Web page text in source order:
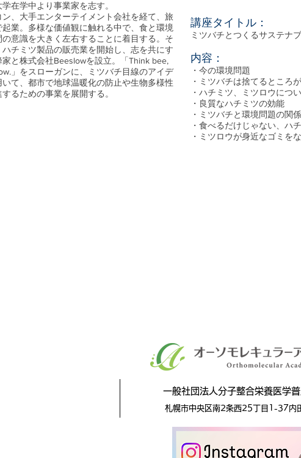
学在学中より事業家を志す。
ン、大手エンターテイメント会社を経て、旅
起業。多様な価値観に触れる中で、食と環境
の意識を大きく左右することに着目する。そ
ハチミツ製品の販売業を開始し、志を共にす
家と株式会社Beeslowを設立。「Think bee,
」をスローガンに、ミツバチ目線のアイデ
いて、都市で地球温暖化の防止や生物多様性
するための事業を展開する。
講座タイトル：
ミツバチとつくるサステナ
内容：
・今の環境問題
・ミツバチは捨てるところ
・ハチミツ、ミツロウにつ
・良質なハチミツの効能
・ミツバチと環境問題の関係
・食べるだけじゃない、ハ
・ミツロウが身近なゴミを
一般社団法人分子整合栄養医学
札幌市中央区南2条西25丁目1-37内